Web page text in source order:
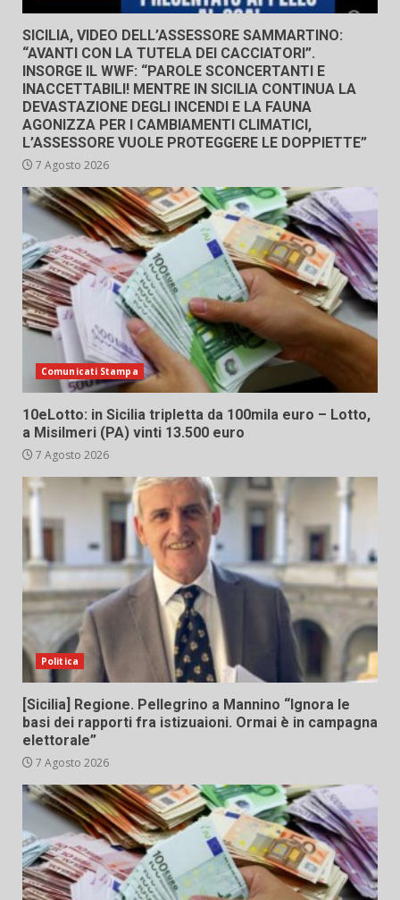
SICILIA, VIDEO DELL’ASSESSORE SAMMARTINO:
“AVANTI CON LA TUTELA DEI CACCIATORI”.
INSORGE IL WWF: “PAROLE SCONCERTANTI E
INACCETTABILI! MENTRE IN SICILIA CONTINUA LA
DEVASTAZIONE DEGLI INCENDI E LA FAUNA
AGONIZZA PER I CAMBIAMENTI CLIMATICI,
L’ASSESSORE VUOLE PROTEGGERE LE DOPPIETTE”
7 Agosto 2026
Comunicati Stampa
10eLotto: in Sicilia tripletta da 100mila euro – Lotto,
a Misilmeri (PA) vinti 13.500 euro
7 Agosto 2026
Politica
[Sicilia] Regione. Pellegrino a Mannino “Ignora le
basi dei rapporti fra istizuaioni. Ormai è in campagna
elettorale”
7 Agosto 2026